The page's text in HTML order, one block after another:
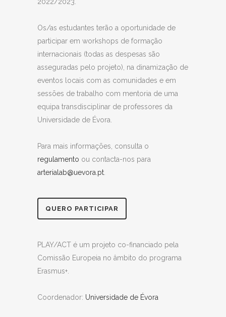
Os/as estudantes terão a oportunidade de
participar em workshops de formação
internacionais (todas as despesas são
asseguradas pelo projeto), na dinamização de
eventos locais com as comunidades e em
sessões de trabalho com mentoria de uma
equipa transdisciplinar de professores da
Universidade de Évora.
Para mais informações, consulta o
regulamento ou contacta-nos para
arterialab@uevora.pt
QUERO PARTICIPAR
PLAY/ACT é um projeto co-financiado pela
Comissão Europeia no âmbito do programa
Erasmus+.
Coordenador: Universidade de Évora